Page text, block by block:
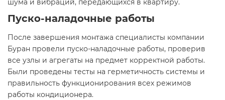
шума и вибраций, передающихся в квартиру.
Пуско-наладочные работы
После завершения монтажа специалисты компании
Буран провели пуско-наладочные работы, проверив
все узлы и агрегаты на предмет корректной работы.
Были проведены тесты на герметичность системы и
правильность функционирования всех режимов
работы кондиционера.